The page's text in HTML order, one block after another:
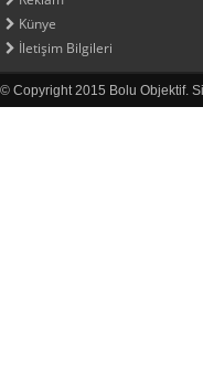
Künye
İletişim Bilgileri
© Copyright 2015 Bolu Objektif.